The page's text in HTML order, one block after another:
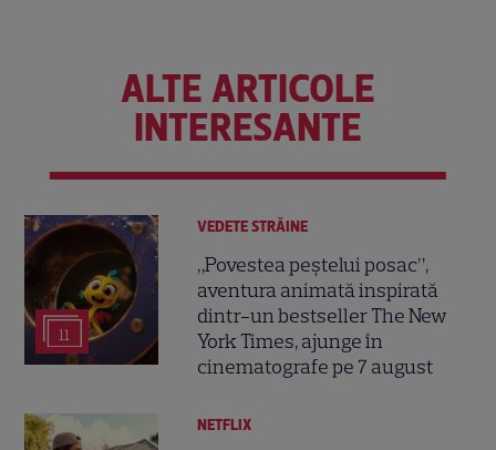
ALTE ARTICOLE
INTERESANTE
11
VEDETE STRĂINE
„Povestea peștelui posac”,
aventura animată inspirată
dintr-un bestseller The New
York Times, ajunge în
cinematografe pe 7 august
NETFLIX